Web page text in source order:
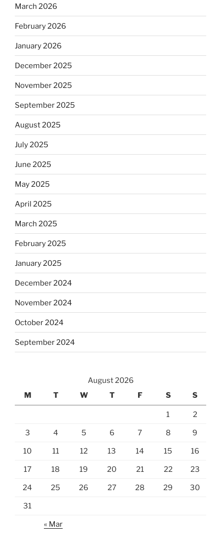
March 2026
February 2026
January 2026
December 2025
November 2025
September 2025
August 2025
July 2025
June 2025
May 2025
April 2025
March 2025
February 2025
January 2025
December 2024
November 2024
October 2024
September 2024
August 2026
M
T W T F S S
1 2
3 4 5 6 7 8 9
10 11 12 13 14 15 16
17 18 19 20 21 22 23
24 25 26 27 28 29 30
31
« Mar